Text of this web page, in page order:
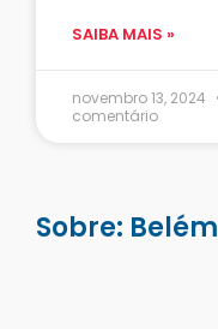
SAIBA MAIS »
novembro 13, 2024
comentário
Sobre: Belém